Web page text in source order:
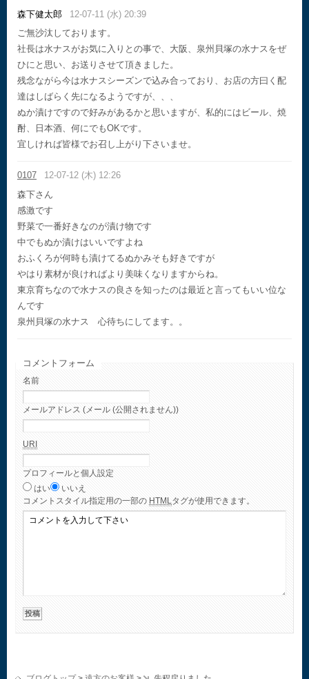
森下健太郎
12-07-11 (水) 20:39
ご無沙汰しております。
社長は水ナスがお気に入りとの事で、大阪、泉州貝塚の水ナスをぜ
ひにと思い、お送りさせて頂きました。
残念ながら今は水ナスシーズンで込み合っており、お店の方曰く配
達はしばらく先になるようですが、、、
ぬか漬けですので好みがあるかと思いますが、私的にはビール、焼
酎、日本酒、何にでもOKです。
宜しければ皆様でお召し上がり下さいませ。
0107
12-07-12 (木) 12:26
森下さん
感激です
野菜で一番好きなのが漬け物です
中でもぬか漬けはいいですよね
おふくろが何時も漬けてるぬかみそも好きですが
やはり素材が良ければより美味くなりますからね。
東京育ちなので水ナスの良さを知ったのは最近と言ってもいい位な
んです
泉州貝塚の水ナス 心待ちにしてます。。
コメントフォーム
名前
メールアドレス (メール (公開されません))
URI
プロフィールと個人設定
はい
いいえ
コメント スタイル指定用の一部の HTMLタグが使用できます。